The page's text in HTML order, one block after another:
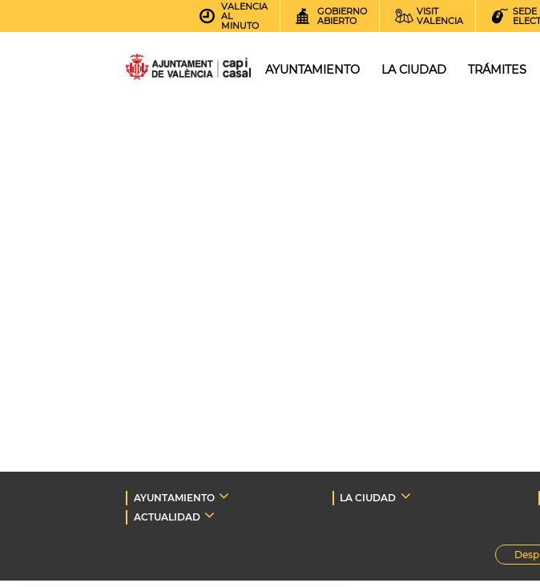
VALENCIA
AL
MINUTO
GOBIERNO
ABIERTO
VISIT
VALENCIA
SEDE
AYUNTAMIENTO LA CIUDAD TRÁMITES
AYUNTAMIENTO LA CIUDAD
ACTUALIDAD